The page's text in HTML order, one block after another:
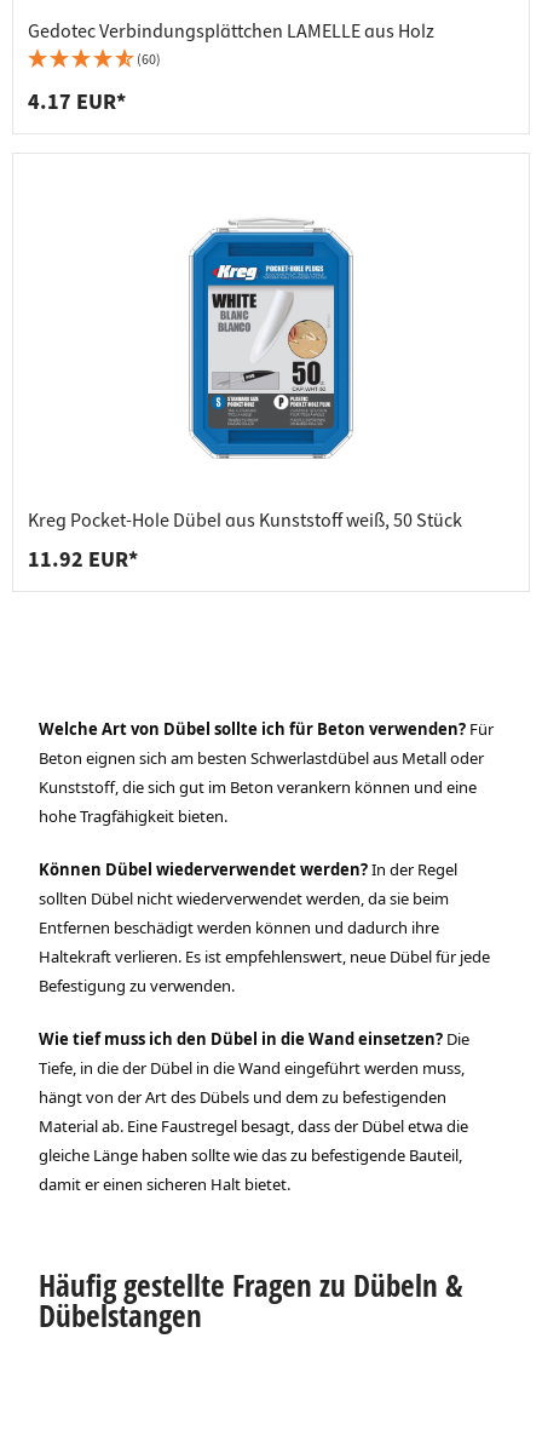
Gedotec Verbindungsplättchen LAMELLE aus Holz
(60)
4.17 EUR*
Kreg Pocket-Hole Dübel aus Kunststoff weiß, 50 Stück
11.92 EUR*
Welche Art von Dübel sollte ich für Beton verwenden? Für
Beton eignen sich am besten Schwerlastdübel aus Metall oder
Kunststoff, die sich gut im Beton verankern können und eine
hohe Tragfähigkeit bieten.
Können Dübel wiederverwendet werden?In der Regel
sollten Dübel nicht wiederverwendet werden, da sie beim
Entfernen beschädigt werden können und dadurch ihre
Haltekraft verlieren. Es ist empfehlenswert, neue Dübel für jede
Befestigung zu verwenden.
Wie tief muss ich den Dübel in die Wand einsetzen? Die
Tiefe, in die der Dübel in die Wand eingeführt werden muss,
hängt von der Art des Dübels und dem zu befestigenden
Material ab. Eine Faustregel besagt, dass der Dübel etwa die
gleiche Länge haben sollte wie das zu befestigende Bauteil,
damit er einen sicheren Halt bietet.
Häufig gestellte Fragen zu Dübeln &
Dübelstangen